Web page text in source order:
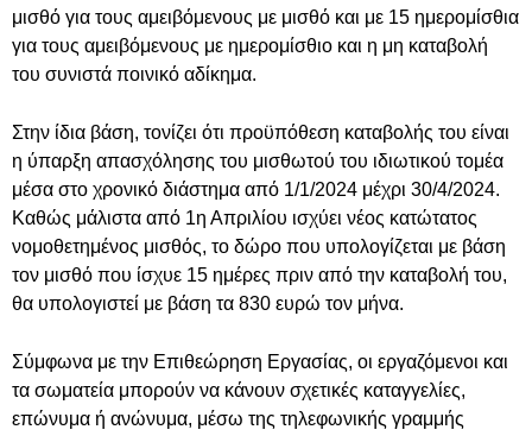
μισθό για τους αμειβόμενους με μισθό και με 15 ημερομίσθια
για τους αμειβόμενους με ημερομίσθιο και η μη καταβολή
του συνιστά ποινικό αδίκημα.
Στην ίδια βάση, τονίζει ότι προϋπόθεση καταβολής του είναι
η ύπαρξη απασχόλησης του μισθωτού του ιδιωτικού τομέα
μέσα στο χρονικό διάστημα από 1/1/2024 μέχρι 30/4/2024.
Καθώς μάλιστα από 1η Απριλίου ισχύει νέος κατώτατος
νομοθετημένος μισθός, το δώρο που υπολογίζεται με βάση
τον μισθό που ίσχυε 15 ημέρες πριν από την καταβολή του,
θα υπολογιστεί με βάση τα 830 ευρώ τον μήνα.
Σύμφωνα με την Επιθεώρηση Εργασίας, οι εργαζόμενοι και
τα σωματεία μπορούν να κάνουν σχετικές καταγγελίες,
επώνυμα ή ανώνυμα, μέσω της τηλεφωνικής γραμμής